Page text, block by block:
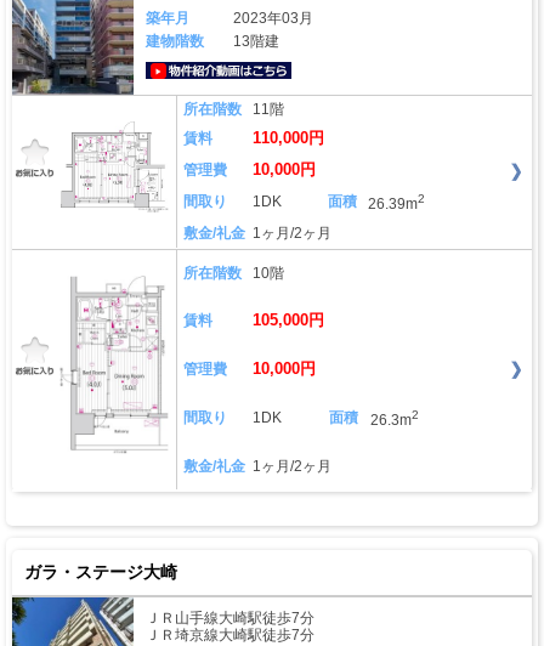
築年月
2023年03月
建物階数
13階建
所在階数
11階
賃料
110,000円
管理費 10,000円
間取り 1DK 面積 26.39m2
敷金/礼金 1ヶ月/2ヶ月
所在階数 10階
賃料 105,000円
管理費 10,000円
間取り 1DK 面積 26.3m2
敷金/礼金 1ヶ月/2ヶ月
ガラ・ステージ大崎
ＪＲ山手線大崎駅徒歩7分
ＪＲ埼京線大崎駅徒歩7分